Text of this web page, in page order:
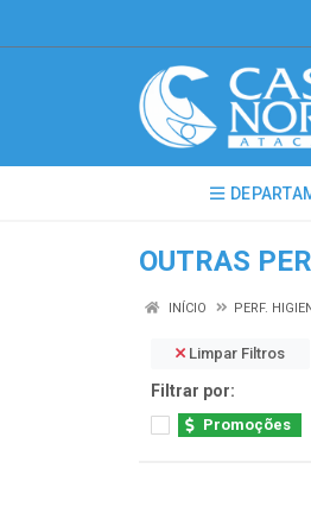
OUTRAS
INÍCIO PERF.
Limpar Filtros
Filtrar por:
Promoções